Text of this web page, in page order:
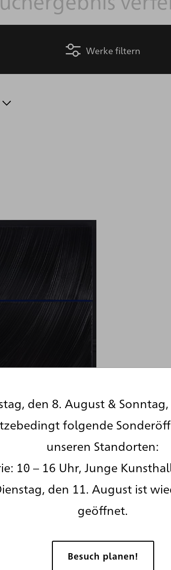
Werke filtern
den 8. August &
folgende
unseren Standorten:
10 – 16 Uhr, Junge
den 11. August ist
geöffnet.
Besuch planen!